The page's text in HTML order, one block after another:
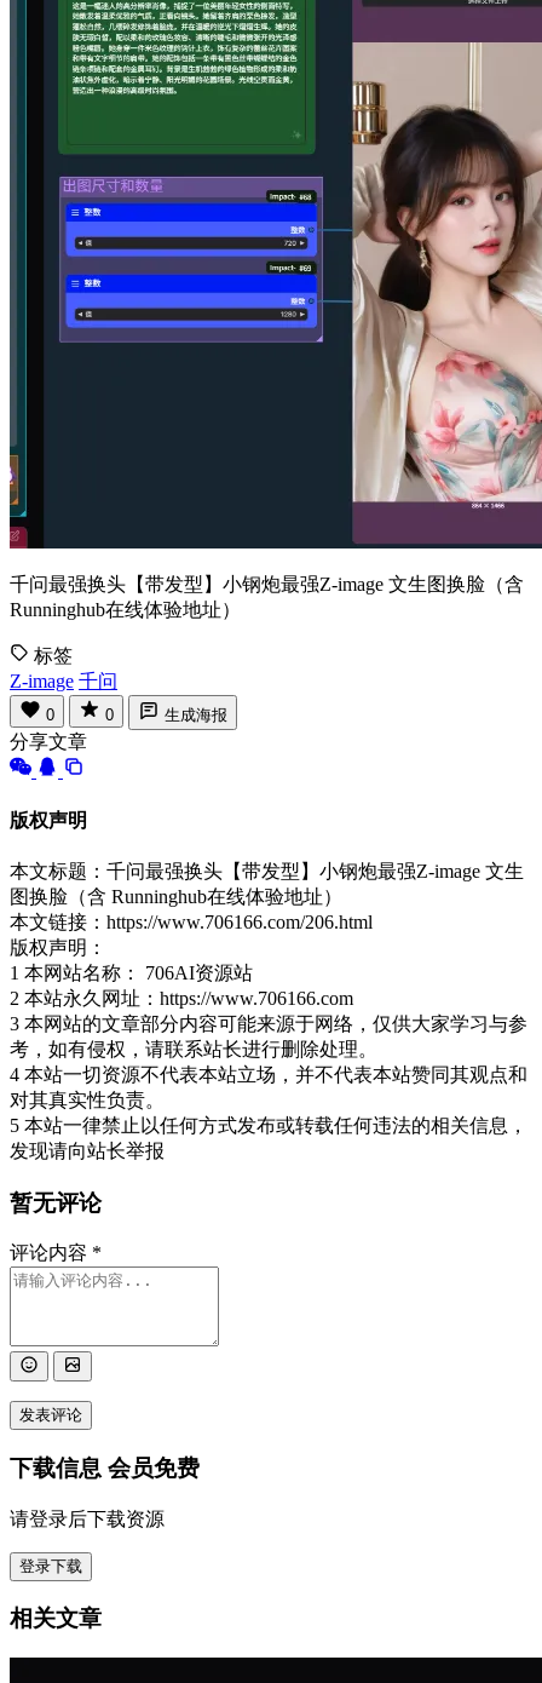
千问最强换头【带发型】小钢炮最强Z-image 文生图换脸（含
Runninghub在线体验地址）
标签
Z-image 千问
0 0 生成海报
分享文章
版权声明
本文标题：千问最强换头【带发型】小钢炮最强Z-image 文生
图换脸（含 Runninghub在线体验地址）
本文链接：https://www.706166.com/206.html
版权声明：
1 本网站名称： 706AI资源站
2 本站永久网址：https://www.706166.com
3 本网站的文章部分内容可能来源于网络，仅供大家学习与参
考，如有侵权，请联系站长进行删除处理。
4 本站一切资源不代表本站立场，并不代表本站赞同其观点和
对其真实性负责。
5 本站一律禁止以任何方式发布或转载任何违法的相关信息，
发现请向站长举报
暂无评论
评论内容 *
发表评论
下载信息 会员免费
请登录后下载资源
登录下载
相关文章